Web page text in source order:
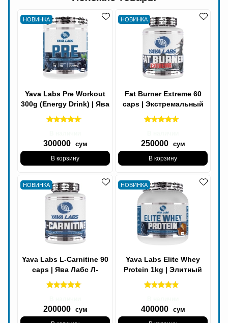
НОВИНКА
Yava Labs Pre Workout
300g (Energy Drink) | Ява
Лабс Пре Треник
300000 сум
В корзину
НОВИНКА
Fat Burner Extreme 60
caps | Экстремальный
жиросжигатель 60
капсул
250000 сум
В корзину
НОВИНКА
Yava Labs L-Carnitine 90
caps | Ява Лабс Л-
карнитин 90 капс
200000 сум
НОВИНКА
Yava Labs Elite Whey
Protein 1kg | Элитный
сывороточный протеин
1кг
400000 сум